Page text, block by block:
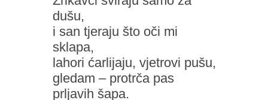
dušu,
i san tjeraju što oči mi
sklapa,
lahori ćarlijaju, vjetrovi pušu,
gledam – protrča pas
prljavih šapa.